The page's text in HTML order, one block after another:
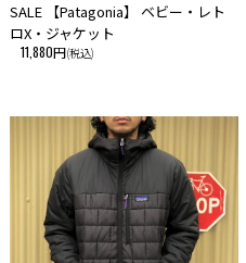
SALE 【Patagonia】 ベビー・レト
ロX・ジャケット
11,880円(税込)